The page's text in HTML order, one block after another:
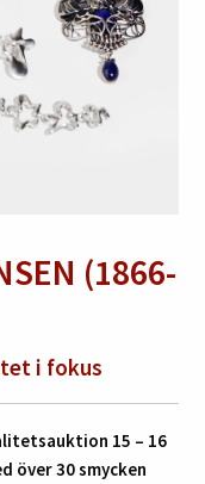
(1866-
i fokus
15 – 16
över 30 smycken